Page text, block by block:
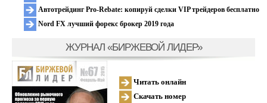
Автотрейдинг Pro-Rebate: копируй сделки VIP трейдеров бесплатно
Nord FX лучший форекс брокер 2019 года
ЖУРНАЛ «БИРЖЕВОЙ ЛИДЕР»
Читать онлайн
Скачать номер